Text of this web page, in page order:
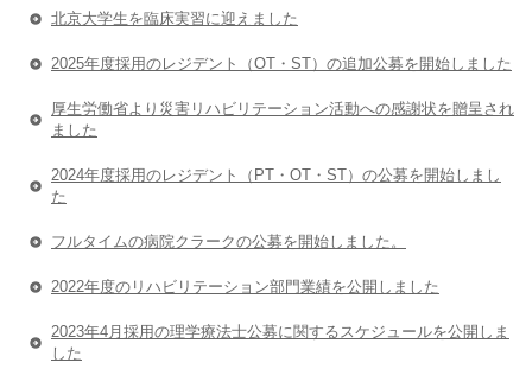
北京大学生を臨床実習に迎えました
2025年度採用のレジデント（OT・ST）の追加公募を開始しました
厚生労働省より災害リハビリテーション活動への感謝状を贈呈され
ました
2024年度採用のレジデント（PT・OT・ST）の公募を開始しまし
た
フルタイムの病院クラークの公募を開始しました。
2022年度のリハビリテーション部門業績を公開しました
2023年4月採用の理学療法士公募に関するスケジュールを公開しま
した